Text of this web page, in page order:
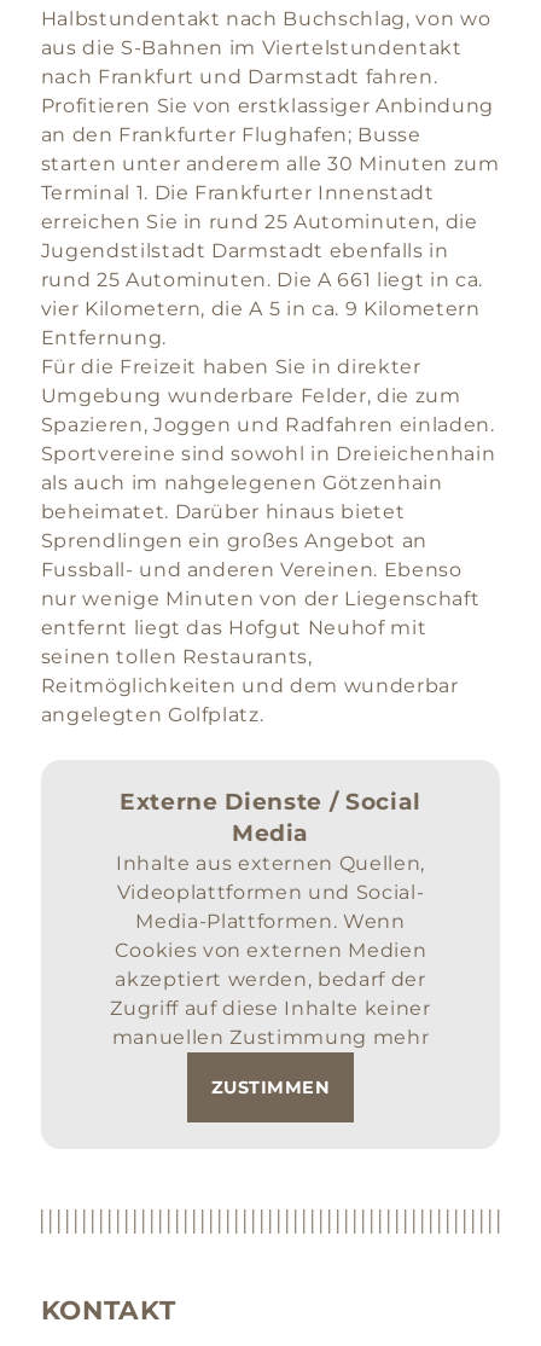
Halbstundentakt nach Buchschlag, von wo
aus die S-Bahnen im Viertelstundentakt
nach Frankfurt und Darmstadt fahren.
Profitieren Sie von erstklassiger Anbindung
an den Frankfurter Flughafen; Busse
starten unter anderem alle 30 Minuten zum
Terminal 1. Die Frankfurter Innenstadt
erreichen Sie in rund 25 Autominuten, die
Jugendstilstadt Darmstadt ebenfalls in
rund 25 Autominuten. Die A 661 liegt in ca.
vier Kilometern, die A 5 in ca. 9 Kilometern
Entfernung.
Für die Freizeit haben Sie in direkter
Umgebung wunderbare Felder, die zum
Spazieren, Joggen und Radfahren einladen.
Sportvereine sind sowohl in Dreieichenhain
als auch im nahgelegenen Götzenhain
beheimatet. Darüber hinaus bietet
Sprendlingen ein großes Angebot an
Fussball- und anderen Vereinen. Ebenso
nur wenige Minuten von der Liegenschaft
entfernt liegt das Hofgut Neuhof mit
seinen tollen Restaurants,
Reitmöglichkeiten und dem wunderbar
angelegten Golfplatz.
Externe Dienste / Social
Media
Inhalte aus externen Quellen,
Videoplattformen und Social-
Media-Plattformen. Wenn
Cookies von externen Medien
akzeptiert werden, bedarf der
Zugriff auf diese Inhalte keiner
manuellen Zustimmung mehr
ZUSTIMMEN
KONTAKT